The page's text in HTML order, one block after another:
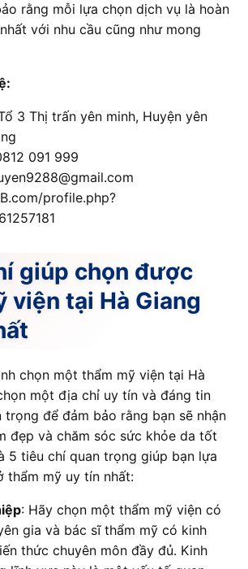
rằng mỗi lựa chọn dịch vụ là hoàn
với nhu cầu cũng như mong
3 Thị trấn yên minh, Huyện yên
091 999
profile.php?
giúp chọn được
viện tại Hà Giang
chọn một thẩm mỹ viện tại Hà
một địa chỉ uy tín và đáng tin
trọng để đảm bảo rằng bạn sẽ nhận
đẹp và chăm sóc sức khỏe da tốt
5 tiêu chí quan trọng giúp bạn lựa
thẩm mỹ uy tín nhất:
: Hãy chọn một thẩm mỹ viện có
gia và bác sĩ thẩm mỹ có kinh
thức chuyên môn đầy đủ. Kinh